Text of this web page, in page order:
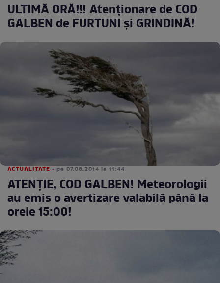
ULTIMĂ ORĂ!!! Atenţionare de COD
GALBEN de FURTUNI şi GRINDINĂ!
ACTUALITATE • pe 07.06.2014 la 11:44
ATENŢIE, COD GALBEN! Meteorologii
au emis o avertizare valabilă până la
orele 15:00!